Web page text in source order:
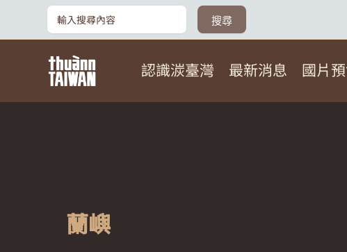
至
搜
尋：
搜尋
認識湠臺灣 最新消息 國片
蘭嶼